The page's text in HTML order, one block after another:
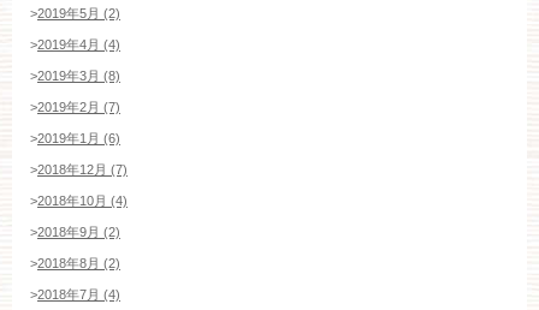
>2019年5月 (2)
>2019年4月 (4)
>2019年3月 (8)
>2019年2月 (7)
>2019年1月 (6)
>2018年12月 (7)
>2018年10月 (4)
>2018年9月 (2)
>2018年8月 (2)
>2018年7月 (4)